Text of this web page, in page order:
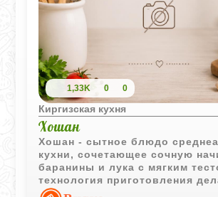
1,33K 0 0
Киргизская кухня
Хошан
Хошан - сытное блюдо
кухни, сочетающее сочную
баранины и лука с мягким
технология приготовления
изделия одновременно